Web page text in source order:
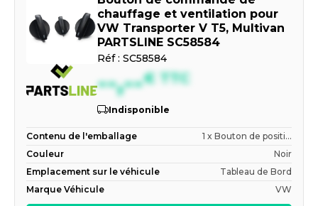
chauffage et ventilation pour
VW Transporter V T5, Multivan
PARTSLINE SC58584
Réf : SC58584
--,--€ TTC
Indisponible
Contenu de l'emballage
1 x Bouton de positi...
Couleur
Noir
Emplacement sur le véhicule
Tableau de Bord
Marque Véhicule
VW